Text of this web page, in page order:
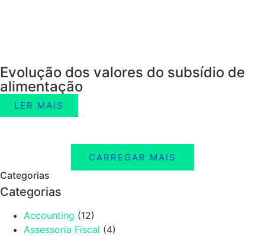
Evolução dos valores do subsídio de
alimentação
LER MAIS
CARREGAR MAIS
Categorias
Categorias
Accounting (12)
Assessoria Fiscal (4)